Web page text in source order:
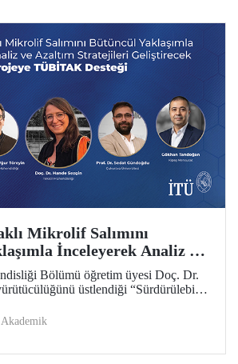
Mikrolif Salımını
İnceleyerek Analiz ve
Geliştirecek Projeye
Bölümü öğretim üyesi Doç. Dr.
üstlendiği “Sürdürülebilir
Salımı: Aşınma, UV Maruziyeti
Akademik